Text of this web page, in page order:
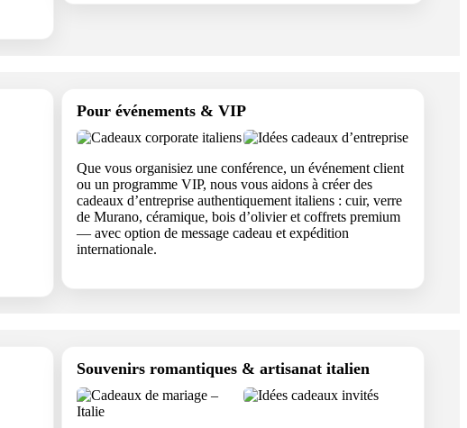
Pour événements & VIP
Que vous organisiez une conférence, un événement client
ou un programme VIP, nous vous aidons à créer des
cadeaux d’entreprise authentiquement italiens : cuir, verre
de Murano, céramique, bois d’olivier et coffrets premium
— avec option de message cadeau et expédition
internationale.
Souvenirs romantiques & artisanat italien